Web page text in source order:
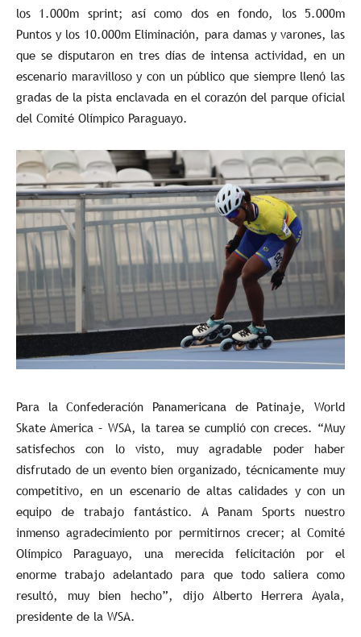
los 1.000m sprint; así como dos en fondo, los 5.000m
Puntos y los 10.000m Eliminación, para damas y varones, las
que se disputaron en tres días de intensa actividad, en un
escenario maravilloso y con un público que siempre llenó las
gradas de la pista enclavada en el corazón del parque oficial
del Comité Olímpico Paraguayo.
Para la Confederación Panamericana de Patinaje, World
Skate America – WSA, la tarea se cumplió con creces. “Muy
satisfechos con lo visto, muy agradable poder haber
disfrutado de un evento bien organizado, técnicamente muy
competitivo, en un escenario de altas calidades y con un
equipo de trabajo fantástico. A Panam Sports nuestro
inmenso agradecimiento por permitirnos crecer; al Comité
Olímpico Paraguayo, una merecida felicitación por el
enorme trabajo adelantado para que todo saliera como
resultó, muy bien hecho”, dijo Alberto Herrera Ayala,
presidente de la WSA.